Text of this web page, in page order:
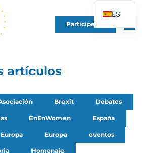
Participe en
artículos
Brexit Debates
EnEnWomen España
Europa eventos
Homenaje
ES
FR
PT
UK